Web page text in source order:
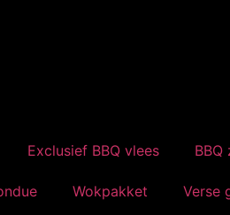
Exclusief BBQ vlees BBQ
Wokpakket Verse